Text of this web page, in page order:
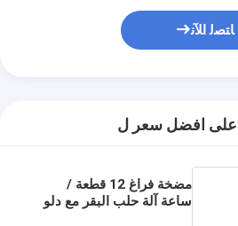
ﺎﺘﺼﻟ ﺍﻶﻧ
افضل سعر ل
مضخة فراغ 12 قطعة /
ساعة آلة حلب البقر مع دلو